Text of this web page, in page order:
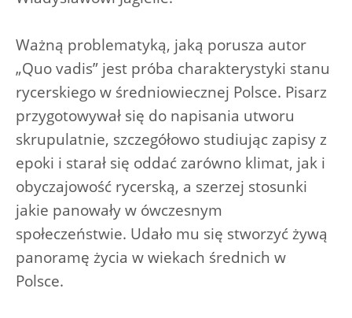
Ważną problematyką, jaką porusza autor
„Quo vadis” jest próba charakterystyki stanu
rycerskiego w średniowiecznej Polsce. Pisarz
przygotowywał się do napisania utworu
skrupulatnie, szczegółowo studiując zapisy z
epoki i starał się oddać zarówno klimat, jak i
obyczajowość rycerską, a szerzej stosunki
jakie panowały w ówczesnym
społeczeństwie. Udało mu się stworzyć żywą
panoramę życia w wiekach średnich w
Polsce.